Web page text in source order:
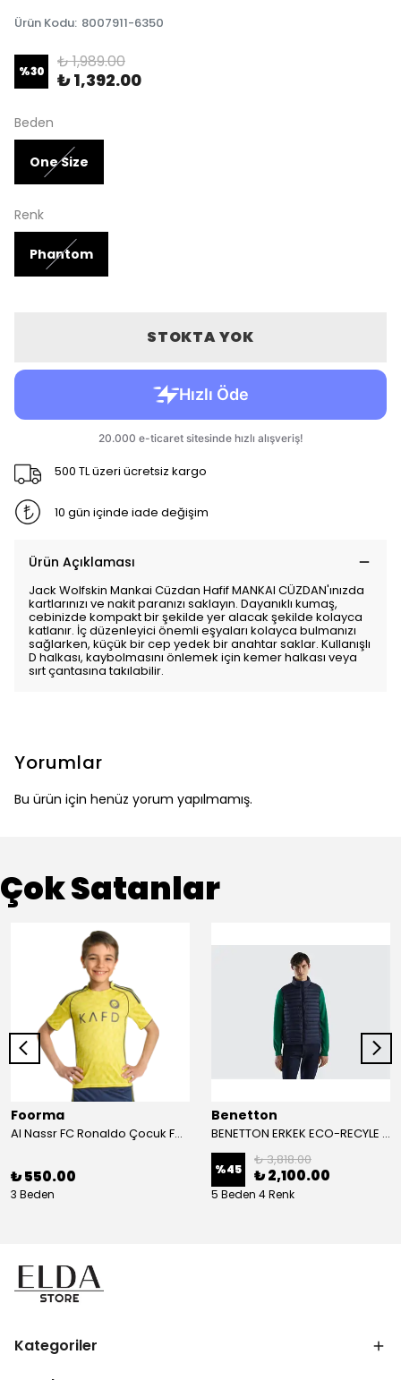
Ürün Kodu: 8007911-6350
%30 ₺ 1,989.00
₺ 1,392.00
Beden
One Size
Renk
Phantom
STOKTA YOK
500 TL üzeri ücretsiz kargo
10 gün içinde iade değişim
Ürün Açıklaması
Jack Wolfskin Mankai Cüzdan Hafif MANKAI CÜZDAN'ınızda
kartlarınızı ve nakit paranızı saklayın. Dayanıklı kumaş,
cebinizde kompakt bir şekilde yer alacak şekilde kolayca
katlanır. İç düzenleyici önemli eşyaları kolayca bulmanızı
sağlarken, küçük bir cep yedek bir anahtar saklar. Kullanışlı
D halkası, kaybolmasını önlemek için kemer halkası veya
sırt çantasına takılabilir.
Yorumlar
Bu ürün için henüz yorum yapılmamış.
Çok Satanlar
Foorma
Al Nassr FC Ronaldo Çocuk Forma 2'li Takım(Şort/T-Shirt)
₺ 550.00
3 Beden
Benetton
BENETTON ERKEK ECO-RECYLE DOLGULU PUFA YELEK
%45
₺ 3,818.00
₺ 2,100.00
5 Beden 4 Renk
Kategoriler